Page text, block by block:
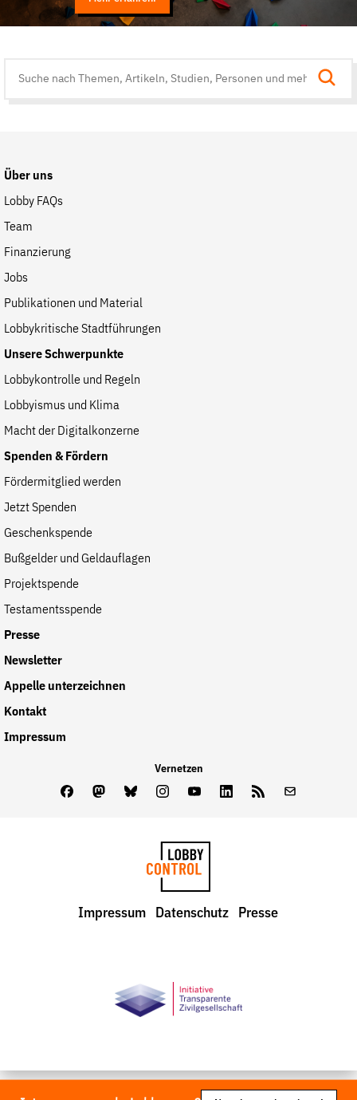
Über uns
Lobby FAQs
Team
Finanzierung
Jobs
Publikationen und Material
Lobbykritische Stadtführungen
Unsere Schwerpunkte
Lobbykontrolle und Regeln
Lobbyismus und Klima
Macht der Digitalkonzerne
Spenden & Fördern
Fördermitglied werden
Jetzt Spenden
Geschenkspende
Bußgelder und Geldauflagen
Projektspende
Testamentsspende
Presse
Newsletter
Appelle unterzeichnen
Kontakt
Impressum
Vernetzen
FacebookMastodon
BlueskyInstagram
YoutubeLinkedInFeed
LobbyControl
Impressum Datenschutz Presse